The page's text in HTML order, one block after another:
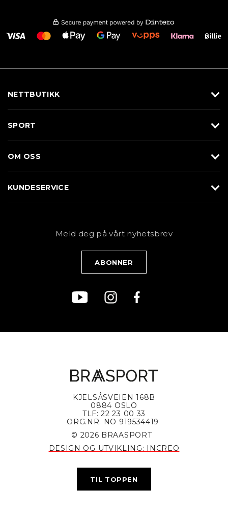
NETTBUTIKK
Sko
Merkevarer
SPORT
Løp
Sykkel
OM OSS
KUNDESERVICE
PersonvernerklæringMeld deg på vårt nyhetsbrev
KJELSÅSVEIEN 168B
0884 OSLO
TLF: 22 23 00 33
ORG.NR. NO 919534419
© 2026 BRAASPORT
DESIGN OG UTVIKLING: INCREO
TIL TOPPEN